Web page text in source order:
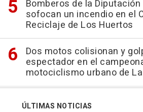
Bomberos de la Diputación
sofocan un incendio en el
Reciclaje de Los Huertos
Dos motos colisionan y
espectador en el
motociclismo urbano de
ÚLTIMAS NOTICIAS